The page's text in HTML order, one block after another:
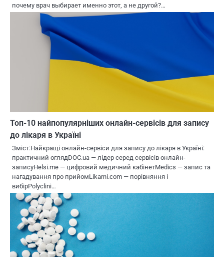
почему врач выбирает именно этот, а не другой?…
Топ-10 найпопулярніших онлайн-сервісів для запису
до лікаря в Україні
Зміст:Найкращі онлайн-сервіси для запису до лікаря в Україні:
практичний оглядDOC.ua — лідер серед сервісів онлайн-
записуHelsi.me — цифровий медичний кабінетMedics — запис та
нагадування про прийомLikarni.com — порівняння і
вибірPolyclini…